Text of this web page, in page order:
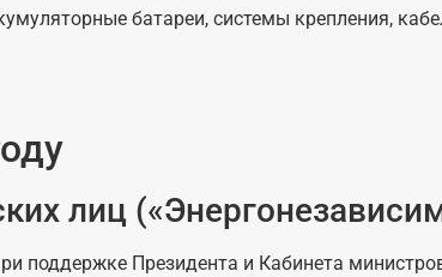
батареи, системы крепления,
лиц
поддержке Президента и Кабинета